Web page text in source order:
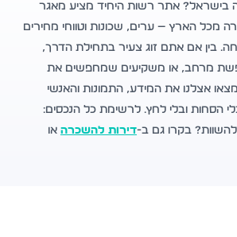
בישראל? אתר רשות היחיד מציע מאגר
מכל הארץ — ערים, שכונות וטווחי מחירים
בין אם אתם זוג צעיר בתחילת הדרך,
מרחב, או משקיעים שמחפשים את
אצלנו את המידע, התמונות והאנשי
הסחות ובלי לחץ. לרשימת כל הנכסים:
בקרו גם ב-דירות להשכרה או